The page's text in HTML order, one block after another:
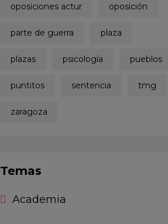
oposiciones actur oposición
parte de guerra plaza
plazas psicología pueblos
puntitos sentencia tmg
zaragoza
Temas
Academia